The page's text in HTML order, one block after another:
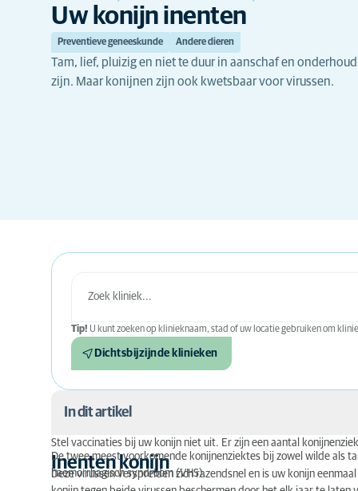
Uw konijn inenten
Preventieve geneeskunde Andere dieren
Tam, lief, pluizig en niet te duur in aanschaf en
zijn. Maar konijnen zijn ook kwetsbaar voor virussen.
Tip! U kunt zoeken op klinieknaam, stad of uw locatie gebruiken om
Dichtsbijzijnde klinieken
In dit artikel
Inenten konijn
Stel vaccinaties bij uw konijn niet uit. Er zijn een aantal
Inenten konijn
De twee meest voorkomende konijnenziektes bij zowel wilde als
haemorrhagisch syndroom (VHS).
Deze virussen verspreiden zich razendsnel en is uw konijn